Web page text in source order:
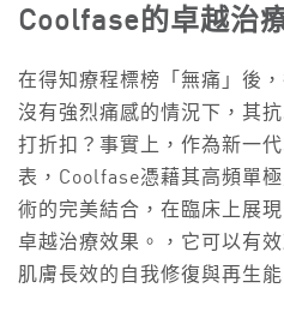
Coolfase 的卓越治
在得知療程標榜「無痛」後
沒有強烈痛感的情況下，其
打折扣？事實上，作為新一
表，Coolfase憑藉其高頻單
術的完美結合，在臨床上展
卓越治療效果。，它可以有
肌膚長效的自我修復與再生能